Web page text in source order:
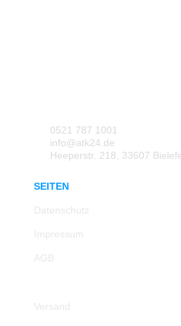
0521 787 1001
info@atk24.de
Heeperstr. 218, 33607
SEITEN
Datenschutz
Impressum
AGB
Versand